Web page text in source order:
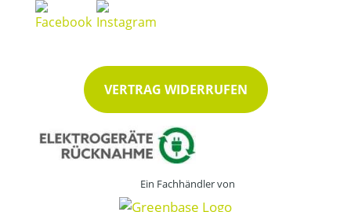
VERTRAG WIDERRUFEN
Ein Fachhändler von